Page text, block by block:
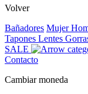
Volver
Bañadores Mujer
Tapones Lentes
SALE
Contacto
Cambiar moneda